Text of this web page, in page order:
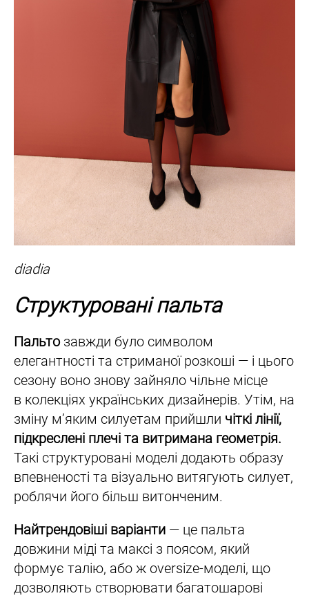
diadia
Структуровані пальта
Пальтозавжди було символом
елегантності та стриманої розкоші — і цього
сезону воно знову зайняло чільне місце
в колекціях українських дизайнерів. Утім, на
зміну м’яким силуетам прийшли чіткі лінії,
підкреслені плечі та витримана геометрія.
Такі структуровані моделі додають образу
впевненості та візуально витягують силует,
роблячи його більш витонченим.
Найтрендовіші варіанти — це пальта
довжини міді та максі з поясом, який
формує талію, або ж oversize-моделі, що
дозволяють створювати багатошарові